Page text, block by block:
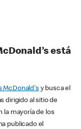
está
McDonald'sy busca el
dirigido al sitio de
la mayoría de los
publicado el